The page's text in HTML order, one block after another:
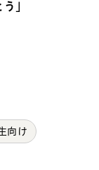
」
向け